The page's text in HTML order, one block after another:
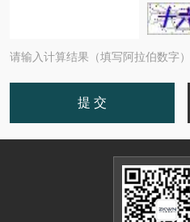
请输入计算结果（填写阿拉伯数字